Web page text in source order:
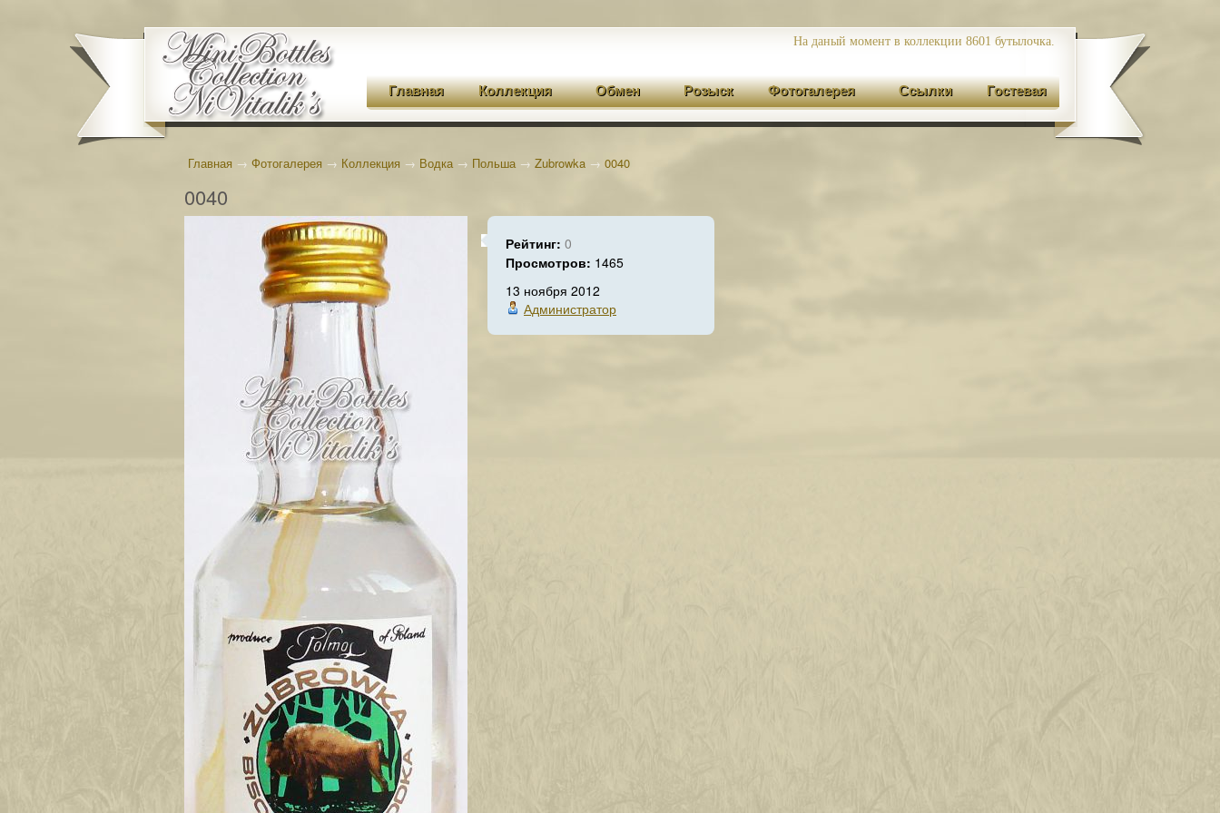
На даный момент в коллекции 8601 бутылочка.
Главная Коллекция Обмен Розыск Фотогалерея Ссылки Гостевая
Главная → Фотогалерея → Коллекция → Водка→ Польша→ Zubrowka → 0040
0040
Рейтинг: 0
Просмотров: 1465
13 ноября 2012
Администратор